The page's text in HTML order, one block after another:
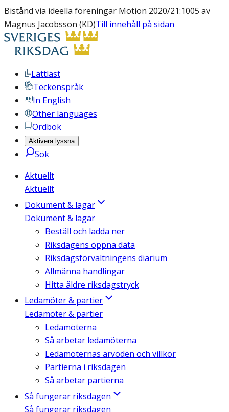
Bistånd via ideella föreningar Motion 2020/21:1005 av
Magnus Jacobsson (KD)Till innehåll på sidan
Lättläst
Teckenspråk
In English
Other languages
Ordbok
Aktivera lyssna
Sök
Aktuellt
Aktuellt
Dokument & lagar
Dokument & lagar
Beställ och ladda ner
Riksdagens öppna data
Riksdagsförvaltningens diarium
Allmänna handlingar
Hitta äldre riksdagstryck
Ledamöter & partier
Ledamöter & partier
Ledamöterna
Så arbetar ledamöterna
Ledamöternas arvoden och villkor
Partierna i riksdagen
Så arbetar partierna
Så fungerar riksdagen
Så fungerar riksdagen